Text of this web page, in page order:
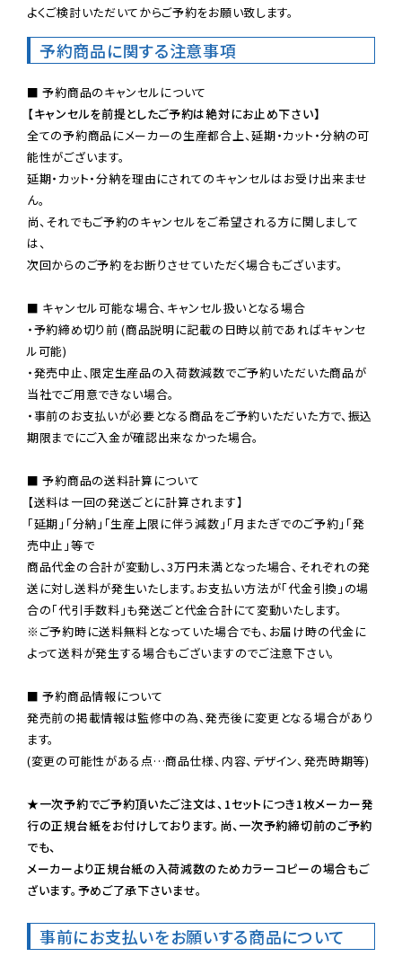
よくご検討いただいてからご予約をお願い致します。
予約商品に関する注意事項
【キャンセルを前提としたご予約は絶対にお止め下さい】
全ての予約商品にメーカーの生産都合上、延期・カット・分納の可
能性がございます。
延期・カット・分納を理由にされてのキャンセルはお受け出来ませ
ん。
尚、それでもご予約のキャンセルをご希望される方に関しまして
は、
次回からのご予約をお断りさせていただく場合もございます。
■ キャンセル可能な場合、キャンセル扱いとなる場合
・予約締め切り前 (商品説明に記載の日時以前であればキャンセ
ル可能)
・発売中止、限定生産品の入荷数減数でご予約いただいた商品が
当社でご用意できない場合。
・事前のお支払いが必要となる商品をご予約いただいた方で、振込
期限までにご入金が確認出来なかった場合。
■ 予約商品の送料計算について
【送料は一回の発送ごとに計算されます】
「延期」「分納」「生産上限に伴う減数」「月またぎでのご予約」「発
売中止」等で
商品代金の合計が変動し、3万円未満となった場合、それぞれの発
送に対し送料が発生いたします。お支払い方法が「代金引換」の場
※ご予約時に送料無料となっていた場合でも、お届け時の代金に
よって送料が発生する場合もございますのでご注意下さい。
■ 予約商品情報について
発売前の掲載情報は監修中の為、発売後に変更となる場合があり
ます。
(変更の可能性がある点…商品仕様、内容、デザイン、発売時期等)
★一次予約でご予約頂いたご注文は、1セットにつき1枚メーカー発
行の正規台紙をお付けしております。尚、一次予約締切前のご予約
でも、
メーカーより正規台紙の入荷減数のためカラーコピーの場合もご
ざいます。予めご了承下さいませ。
事前にお支払いをお願いする商品について